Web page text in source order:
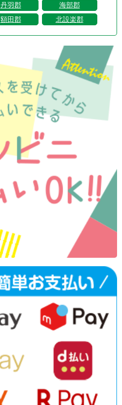
丹羽郡
海部郡
額田郡 北設楽郡